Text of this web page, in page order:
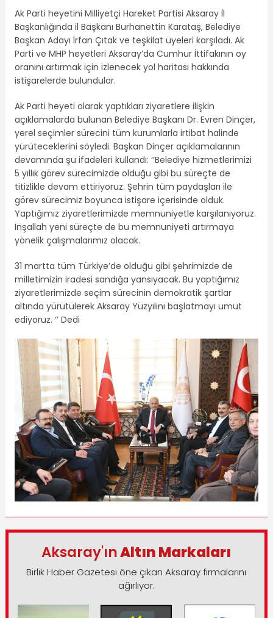
Ak Parti heyetini Milliyetçi Hareket Partisi Aksaray İl
Başkanlığında il Başkanı Burhanettin Karataş, Belediye
Başkan Adayı İrfan Çıtak ve teşkilat üyeleri karşıladı. Ak
Parti ve MHP heyetleri Aksaray’da Cumhur İttifakının oy
oranını artırmak için izlenecek yol haritası hakkında
istişarelerde bulundular.
Ak Parti heyeti olarak yaptıkları ziyaretlere ilişkin
açıklamalarda bulunan Belediye Başkanı Dr. Evren Dinçer,
yerel seçimler sürecini tüm kurumlarla irtibat halinde
yürüteceklerini söyledi. Başkan Dinçer açıklamalarının
devamında şu ifadeleri kullandı: ‘’Belediye hizmetlerimizi
5 yıllık görev sürecimizde olduğu gibi bu süreçte de
titizlikle devam ettiriyoruz. Şehrin tüm paydaşları ile
görev sürecimiz boyunca istişare içerisinde olduk.
Yaptığımız ziyaretlerimizde memnuniyetle karşılanıyoruz.
İnşallah yeni süreçte de bu memnuniyeti artırmaya
yönelik çalışmalarımız olacak.
31 martta tüm Türkiye’de olduğu gibi şehrimizde de
milletimizin iradesi sandığa yansıyacak. Bu yaptığımız
ziyaretlerimizde seçim sürecinin demokratik şartlar
altında yürütülerek Aksaray Yüzyılını başlatmayı umut
ediyoruz. ‘’ Dedi
Aksaray'ınAltın Markaları
Birlik Haber Gazetesi öne çıkan Aksaray firmalarını
ağırlıyor.